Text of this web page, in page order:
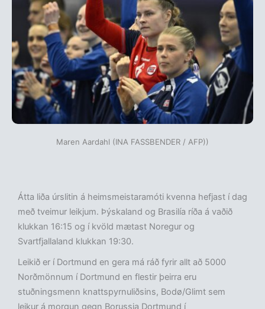
Maren Aardahl (INA FASSBENDER / AFP))
Átta liða úrslitin á heimsmeistaramóti kvenna hefjast í dag
með tveimur leikjum. Þýskaland og Brasilía ríða á vaðið
klukkan 16:15 og í kvöld mætast Noregur og
Svartfjallaland klukkan 19:30.
Leikið er í Dortmund en gera má ráð fyrir allt að 5000
Norðmönnum í Dortmund en flestir þeirra eru
stuðningsmenn knattspyrnuliðsins, Bodø/Glimt sem
leikur á morgun gegn Borussia Dortmund í